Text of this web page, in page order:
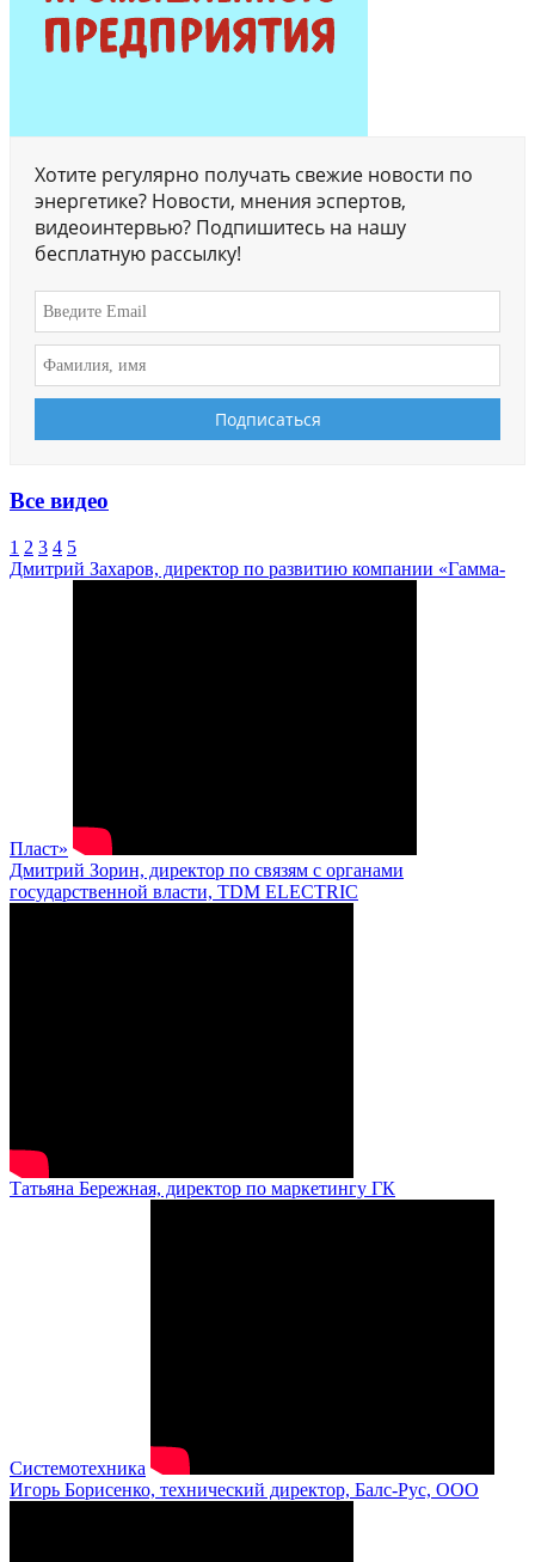
Хотите регулярно получать свежие новости по
энергетике? Новости, мнения эспертов,
видеоинтервью? Подпишитесь на нашу
бесплатную рассылку!
Все видео
1 2 3 4 5
Дмитрий Захаров, директор по развитию компании «Гамма-
Пласт»
Дмитрий Зорин, директор по связям с органами
государственной власти, TDM ELECTRIC
Татьяна Бережная, директор по маркетингу ГК
Системотехника
Игорь Борисенко, технический директор, Балс-Рус, ООО